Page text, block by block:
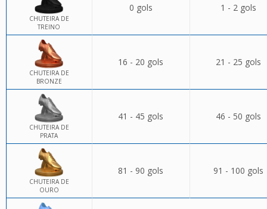
CHUTEIRA DE
TREINO
0 gols 1 - 2 gols
CHUTEIRA DE
BRONZE
16 - 20 gols 21 - 25 gols
CHUTEIRA DE
PRATA
41 - 45 gols 46 - 50 gols
CHUTEIRA DE
OURO
81 - 90 gols 91 - 100 gols